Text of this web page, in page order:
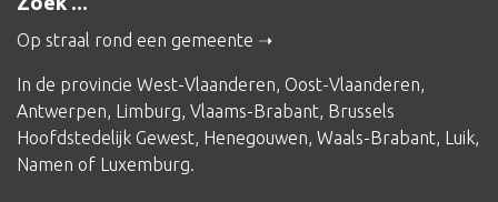
Op straal rond een gemeente
In de provincie West-Vlaanderen, Oost-Vlaanderen,
Antwerpen, Limburg, Vlaams-Brabant, Brussels
Hoofdstedelijk Gewest, Henegouwen, Waals-Brabant, Luik,
Namen of Luxemburg.